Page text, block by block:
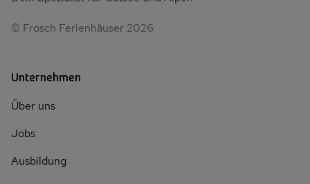
© Frosch Ferienhäuser 2026
Unternehmen
Über uns
Jobs
Ausbildung